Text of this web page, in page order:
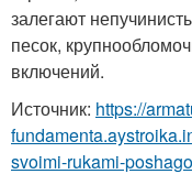
залегают
песок,
включений.
Источник: https://
svoimi-rukami-